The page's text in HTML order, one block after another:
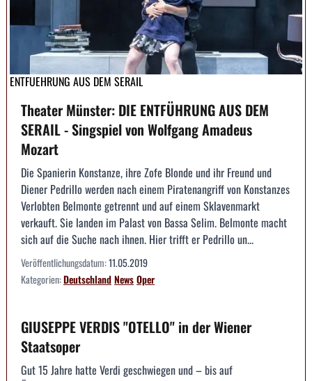
ENTFUEHRUNG AUS DEM SERAIL
Theater Münster: DIE ENTFÜHRUNG AUS DEM
SERAIL - Singspiel von Wolfgang Amadeus
Mozart
Die Spanierin Konstanze, ihre Zofe Blonde und ihr Freund und
Diener Pedrillo werden nach einem Piratenangriff von Konstanzes
Verlobten Belmonte getrennt und auf einem Sklavenmarkt
verkauft. Sie landen im Palast von Bassa Selim. Belmonte macht
sich auf die Suche nach ihnen. Hier trifft er Pedrillo un...
Veröffentlichungsdatum:11.05.2019
Kategorien:DeutschlandNewsOper
GIUSEPPE VERDIS "OTELLO" in der Wiener
Staatsoper
Gut 15 Jahre hatte Verdi geschwiegen und – bis auf